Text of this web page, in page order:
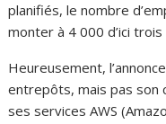
planifiés, le nombre
monter à 4 000 d’ici trois
Heureusement,
entrepôts, mais pas son
ses services AWS